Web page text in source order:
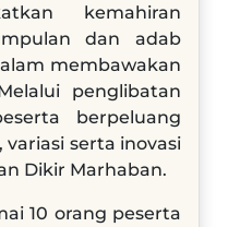
kemahiran
dan adab
membawakan
penglibatan
berpeluang
serta inovasi
Dikir Marhaban.
10 orang peserta